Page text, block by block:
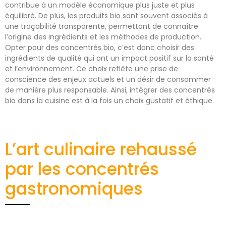
contribue à un modèle économique plus juste et plus
équilibré. De plus, les produits bio sont souvent associés à
une traçabilité transparente, permettant de connaître
l’origine des ingrédients et les méthodes de production.
Opter pour des concentrés bio, c’est donc choisir des
ingrédients de qualité qui ont un impact positif sur la santé
et l’environnement. Ce choix reflète une prise de
conscience des enjeux actuels et un désir de consommer
de manière plus responsable. Ainsi, intégrer des concentrés
bio dans la cuisine est à la fois un choix gustatif et éthique.
L’art culinaire rehaussé
par les concentrés
gastronomiques